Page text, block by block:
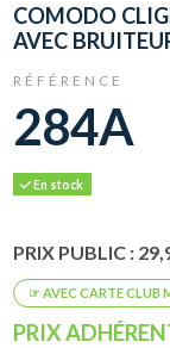
COMODO
AVEC
RÉFÉRENCE
284A
En stock
PRIX PUBLIC :
PRIX